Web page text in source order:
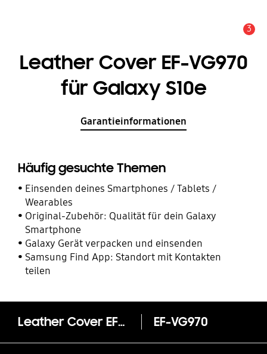
3
Leather Cover EF-VG970
für Galaxy S10e
Garantieinformationen
Häufig gesuchte Themen
Einsenden deines Smartphones / Tablets /
Wearables
Original-Zubehör: Qualität für dein Galaxy
Smartphone
Galaxy Gerät verpacken und einsenden
Samsung Find App: Standort mit Kontakten
teilen
Leather Cover EF-VG970 für Galaxy S10e EF-VG970